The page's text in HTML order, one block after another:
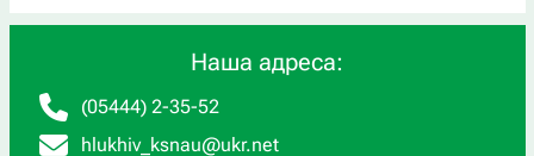
Наша адреса:
(05444) 2-35-52
hlukhiv_ksnau@ukr.net